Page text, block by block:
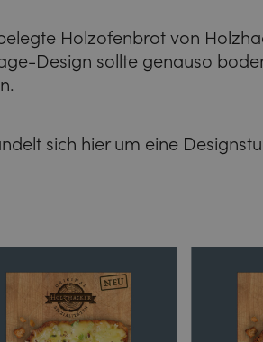
Holzofenbrot von
Design sollte genauso
sich hier um eine